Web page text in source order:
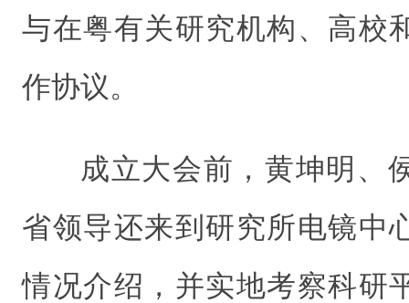
与在粤有关研究机构、高校
作协议。
成立大会前，黄坤明、
省领导还来到研究所电镜中
情况介绍，并实地考察科研